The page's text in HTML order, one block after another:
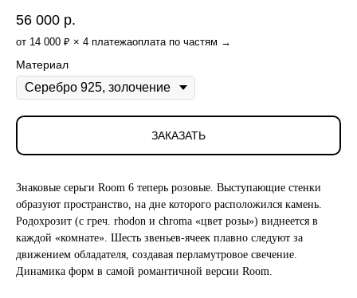
56 000 р.
от 14 000 ₽ × 4 платежаоплата по частям →
Материал
ЗАКАЗАТЬ
Знаковые серьги Room 6 теперь розовые. Выступающие стенки
образуют пространство, на дне которого расположился камень.
Родохрозит (с греч. rhodon и chroma «цвет розы») виднеется в
каждой «комнате». Шесть звеньев-ячеек плавно следуют за
движением обладателя, создавая перламутровое свечение.
Динамика форм в самой романтичной версии Room.